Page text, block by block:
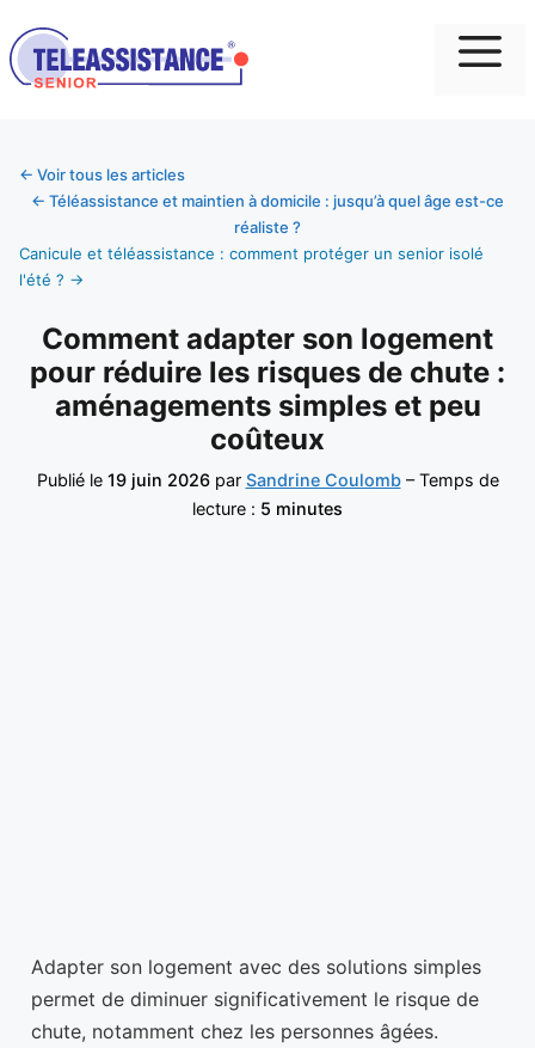
← Voir tous les articles
← Téléassistance et maintien à domicile : jusqu’à quel âge est-ce
réaliste ?
Canicule et téléassistance : comment protéger un senior isolé
l'été ? →
Comment adapter son logement
pour réduire les risques de chute :
aménagements simples et peu
coûteux
Publié le 19 juin 2026par Sandrine Coulomb– Temps de
lecture : 5 minutes
Adapter son logement avec des solutions simples
permet de diminuer significativement le risque de
chute, notamment chez les personnes âgées.